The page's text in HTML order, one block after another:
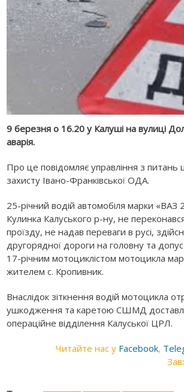
9 березня о 16.20 у Калуші на вулиці
аварія.
Про це повідомляє управління з питань
захисту Івано-Франківської ОДА.
25-річний водій автомобіля марки «ВАЗ
Кулинка Калуського р-ну, не
проїзду, не надав переваги в русі,
другорядної дороги на головну та
17-річним мотоциклістом мотоцикла
жителем с. Кропивник.
Внаслідок зіткнення водій мотоцикла
ушкодження та каретою СШМД
операційне відділення Калуської ЦРЛ.
Читайте нас у Facebook,